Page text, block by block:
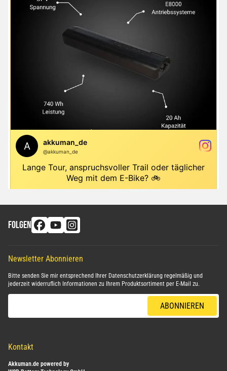
FOLGEN
Newsletter Abonnieren
Bitte senden Sie mir entsprechend Ihrer Datenschutzerklärung regelmäßig und
jederzeit widerruflich Informationen zu Ihrem Produktsortiment per E-Mail zu.
ABONNIEREN
Kontakt
Akkuman.de powered by